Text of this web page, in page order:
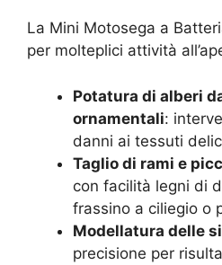
La Mini Motosega a
per molteplici attività
Potatura di alberi
ornamentali:
danni ai tessuti
Taglio di rami e
con facilità legni di
frassino a ciliegio o
Modellatura delle
precisione per